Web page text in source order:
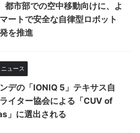
都市部での空中移動向けに、よ
ートで安全な自律型ロボット
を推進
ニュース
デの「IONIQ 5」テキサス自
イター協会による「CUV of
」に選出される